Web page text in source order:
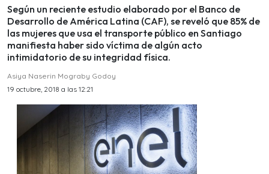
Según un reciente estudio elaborado por el Banco de
Desarrollo de América Latina (CAF), se reveló que 85% de
las mujeres que usa el transporte público en Santiago
manifiesta haber sido víctima de algún acto
intimidatorio de su integridad física.
Asiya Naserin Mograby Godoy
19 octubre, 2018 a las 12:21